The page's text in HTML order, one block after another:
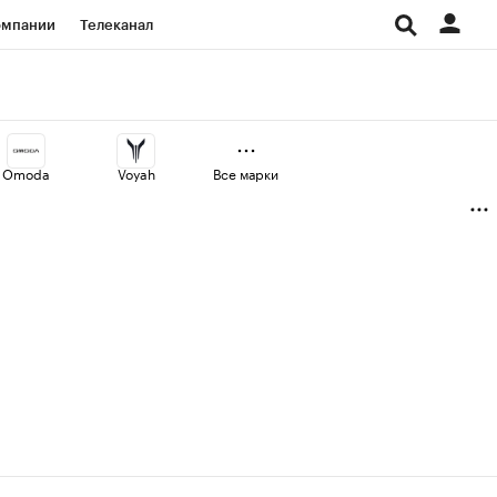
Телеканал
Проверка контрагентов
Omoda Voyah Все марки